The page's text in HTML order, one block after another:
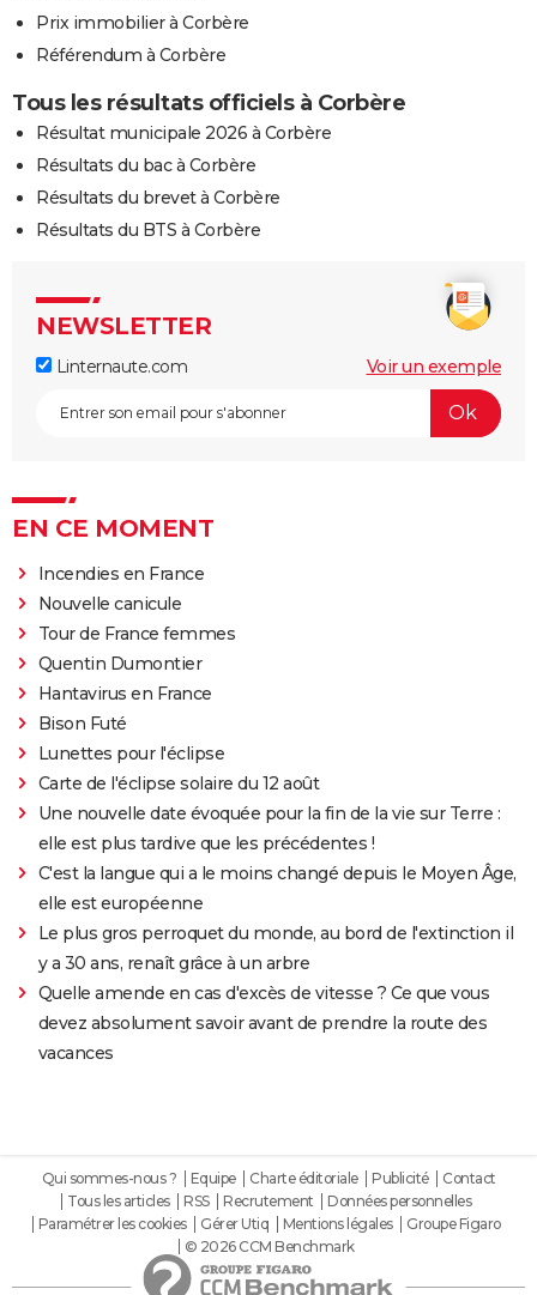
Prix immobilier à Corbère
Référendum à Corbère
Tous les résultats officiels à Corbère
Résultat municipale 2026 à Corbère
Résultats du bac à Corbère
Résultats du brevet à Corbère
Résultats du BTS à Corbère
NEWSLETTER
Linternaute.com Voir un exemple
EN CE MOMENT
Incendies en France
Nouvelle canicule
Tour de France femmes
Quentin Dumontier
Hantavirus en France
Bison Futé
Lunettes pour l'éclipse
Carte de l'éclipse solaire du 12 août
Une nouvelle date évoquée pour la fin de la vie sur Terre :
elle est plus tardive que les précédentes !
C'est la langue qui a le moins changé depuis le Moyen Âge,
elle est européenne
Le plus gros perroquet du monde, au bord de l'extinction il
y a 30 ans, renaît grâce à un arbre
Quelle amende en cas d'excès de vitesse ? Ce que vous
devez absolument savoir avant de prendre la route des
vacances
Qui sommes-nous ? Equipe Charte éditoriale Publicité
Contact
Tous les articles
RSS Recrutement
Données personnelles
Paramétrer les cookies
Gérer Utiq Mentions légales
Groupe Figaro
© 2026 CCM Benchmark